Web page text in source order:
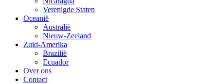
Verenigde Staten
Oceanië
Australië
Nieuw-Zeeland
Zuid-Amerika
Brazilië
Ecuador
Over ons
Contact